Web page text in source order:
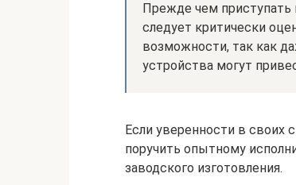
Прежде чем приступать
следует критически
возможности, так как
устройства могут
Если уверенности в своих
поручить опытному
заводского изготовления.